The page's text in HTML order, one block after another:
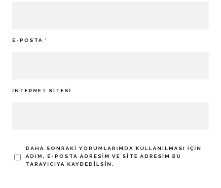
E-POSTA *
İNTERNET SITESI
DAHA SONRAKI YORUMLARIMDA KULLANILMASI IÇIN
ADIM, E-POSTA ADRESIM VE SITE ADRESIM BU
TARAYICIYA KAYDEDILSIN.